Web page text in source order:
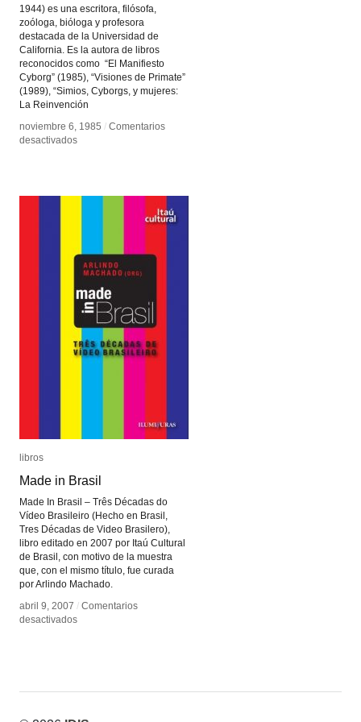
1944) es una escritora, filósofa,
zoóloga, bióloga y profesora
destacada de la Universidad de
California. Es la autora de libros
reconocidos como “El Manifiesto
Cyborg” (1985), “Visiones de Primate”
(1989), “Simios, Cyborgs, y mujeres:
La Reinvención
noviembre 6, 1985 / Comentarios
desactivadosen
noviembre 6, 1985 / Comentarios
desactivadosen
libros
Made in Brasil
Made In Brasil – Três Décadas do
Vídeo Brasileiro (Hecho en Brasil,
Tres Décadas de Video Brasilero),
libro editado en 2007 por Itaú Cultural
de Brasil, con motivo de la muestra
que, con el mismo título, fue curada
por Arlindo Machado.
abril 9, 2007 / Comentarios
desactivadosen
libros
Made in Brasil
abril 9, 2007 / Comentarios
desactivadosen